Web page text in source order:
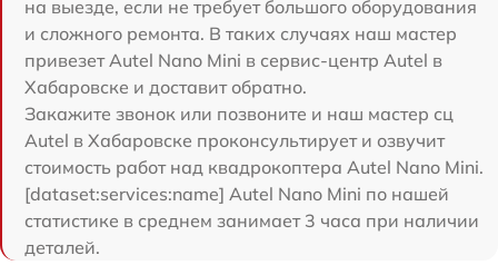
на выезде, если не требует большого оборудования
и сложного ремонта. В таких случаях наш мастер
привезет Autel Nano Mini в сервис-центр Autel в
Хабаровске и доставит обратно.
Закажите звонок или позвоните и наш мастер сц
Autel в Хабаровске проконсультирует и озвучит
стоимость работ над квадрокоптера Autel Nano Mini.
[dataset:services:name] Autel Nano Mini по нашей
статистике в среднем занимает 3 часа при наличии
деталей.